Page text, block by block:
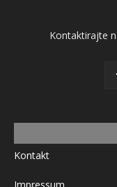
Kontaktirajte
Kontakt